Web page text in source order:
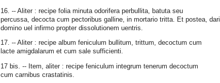
16. -- Aliter : recipe folia minuta odorifera perbullita, batuta seu
percussa, decocta cum pectoribus galline, in mortario tritta. Et postea, dari
domino uel infirmo propter dissolutionem uentris.
17. -- Aliter : recipe album feniculum bullitum, trittum, decoctum cum
lacte amigdalarum et cum sale sufficienti.
17 bis. -- Item, aliter : recipe feniculum integrum tenerum decoctum
cum carnibus crastatinis.